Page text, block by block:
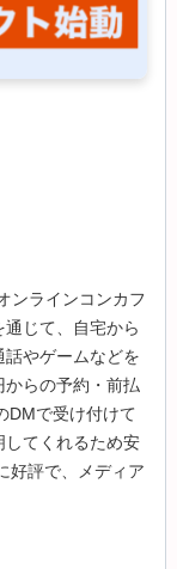
ンラインコンカフ
じて、自宅から
やゲームなどを
らの予約・前払
DMで受け付けて
してくれるため安
好評で、メディア